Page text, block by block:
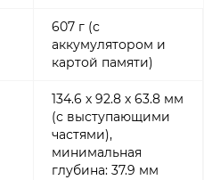
607 г (с
аккумулятором и
картой памяти)
134.6 х 92.8 х 63.8 мм
(с выступающими
частями),
минимальная
глубина: 37.9 мм